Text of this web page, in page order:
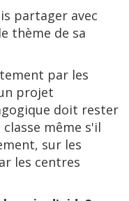
partager avec
thème de sa
par les
projet
doit rester
même s'il
sur les
les centres